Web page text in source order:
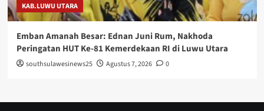
KAB.LUWU UTARA
Emban Amanah Besar: Ednan Juni Rum, Nakhoda
Peringatan HUT Ke-81 Kemerdekaan RI di Luwu Utara
southsulawesinews25 Agustus 7, 2026 0